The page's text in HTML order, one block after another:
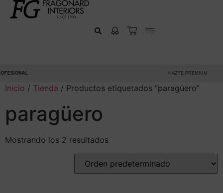
HAZTE PREMIUM
Inicio / Tienda / Productos etiquetados “paragüero”
paragüero
Mostrando los 2 resultados